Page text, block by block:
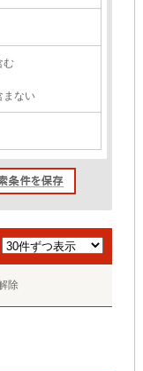
む
まない
除